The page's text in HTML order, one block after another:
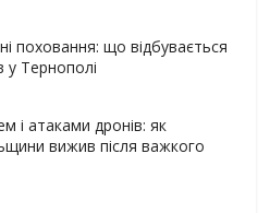
поховання: що відбувається
у Тернополі
і атаками дронів: як
вижив після важкого